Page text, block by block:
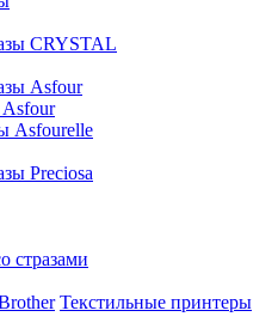
CRYSTAL
Asfour
Asfour
Asfourelle
Preciosa
стразами
Текстильные принтеры